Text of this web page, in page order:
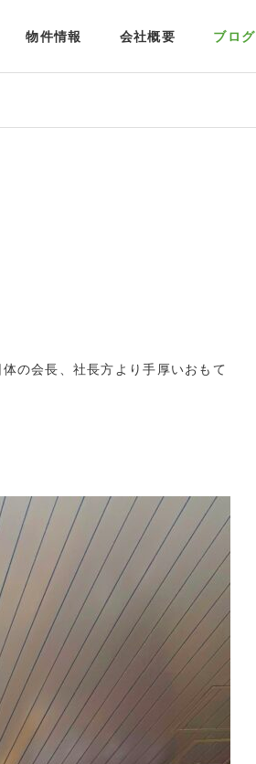
物件情報 会社概要 ブログ
の会長、社長方より手厚いおもて